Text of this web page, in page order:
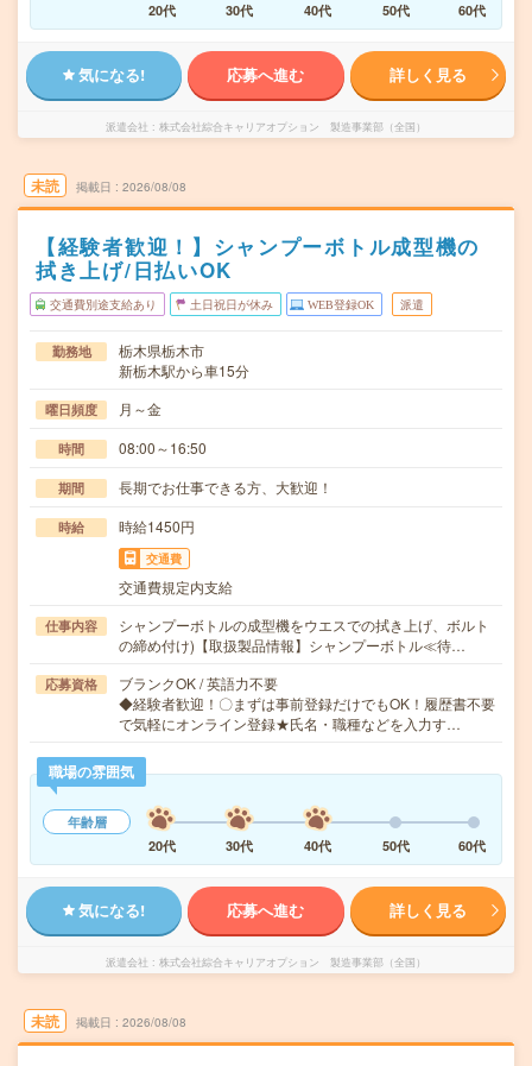
20代
30代 40代 50代 60代
気になる! 応募へ進む 詳しく見る
派遣会社 株式会社綜合キャリアオプション 製造事業部（全国）
未読 掲載日 2026/08/08
【経験者歓迎！】シャンプーボトル成型機の
拭き上げ/日払いOK
交通費別途支給あり 土日祝日が休み WEB登録OK 派遣
勤務地
栃木県栃木市
新栃木駅から車15分
曜日頻度 月～金
時間 08:00～16:50
期間 長期でお仕事できる方、大歓迎！
時給 時給1450円
交通費
交通費規定内支給
仕事内容
シャンプーボトルの成型機をウエスでの拭き上げ、ボルト
の締め付け)【取扱製品情報】シャンプーボトル≪待…
応募資格
ブランクOK / 英語力不要
◆経験者歓迎！〇まずは事前登録だけでもOK！履歴書不要
で気軽にオンライン登録★氏名・職種などを入力す…
職場の雰囲気
年齢層
20代
30代 40代 50代 60代
気になる! 応募へ進む 詳しく見る
派遣会社 株式会社綜合キャリアオプション 製造事業部（全国）
未読 掲載日 2026/08/08